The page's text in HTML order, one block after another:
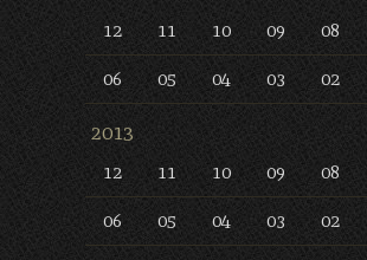
12 11 10 09 08
06 05 04 03 02
2013
12 11 10 09 08
06 05 04 03 02